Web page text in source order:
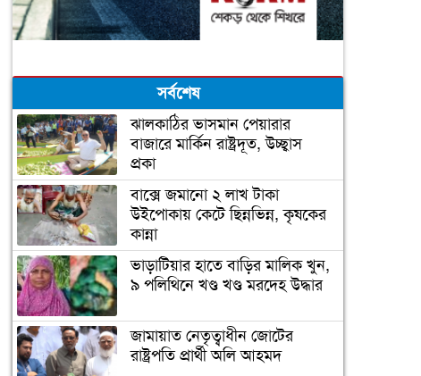
সর্বশেষ
ঝালকাঠির ভাসমান পেয়ারার
বাজারে মার্কিন রাষ্ট্রদূত, উচ্ছ্বাস
প্রকা
বাক্সে জমানো ২ লাখ টাকা
উইপোকায় কেটে ছিন্নভিন্ন, কৃষকের
কান্না
ভাড়াটিয়ার হাতে বাড়ির মালিক খুন,
৯ পলিথিনে খণ্ড খণ্ড মরদেহ উদ্ধার
জামায়াত নেতৃত্বাধীন জোটের
রাষ্ট্রপতি প্রার্থী অলি আহমদ